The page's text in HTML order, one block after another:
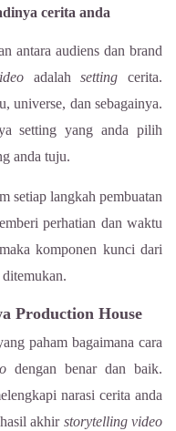
cerita anda
antara audiens dan brand
adalahsetting cerita.
universe, dan sebagainya.
setting yang anda pilih
anda tuju.
setiap langkah pembuatan
perhatian dan waktu
komponen kunci dari
Production House
paham bagaimana cara
dengan benar dan baik.
narasi cerita anda
akhir storytelling video